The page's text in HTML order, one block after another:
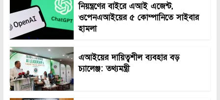
নিয়ন্ত্রণের বাইরে এআই এজেন্ট,
ওপেনএআইয়ের ৫ কোম্পানিতে সাইবার
হামলা
এআইয়ের দায়িত্বশীল ব্যবহার বড়
চ্যালেঞ্জ: তথ্যমন্ত্রী